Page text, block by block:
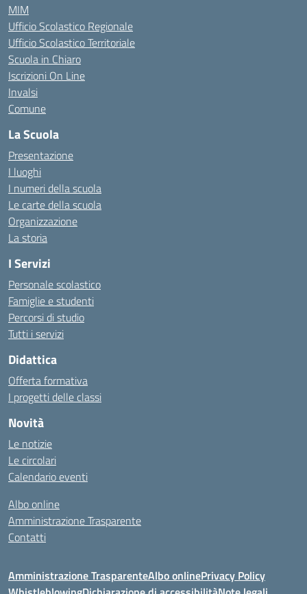
MIM
Ufficio Scolastico Regionale
Ufficio Scolastico Territoriale
Scuola in Chiaro
Iscrizioni On Line
Invalsi
Comune
La Scuola
Presentazione
I luoghi
I numeri della scuola
Le carte della scuola
Organizzazione
La storia
I Servizi
Personale scolastico
Famiglie e studenti
Percorsi di studio
Tutti i servizi
Didattica
Offerta formativa
I progetti delle classi
Novità
Le notizie
Le circolari
Calendario eventi
Albo online
Amministrazione Trasparente
Contatti
Amministrazione TrasparenteAlbo onlinePrivacy Policy